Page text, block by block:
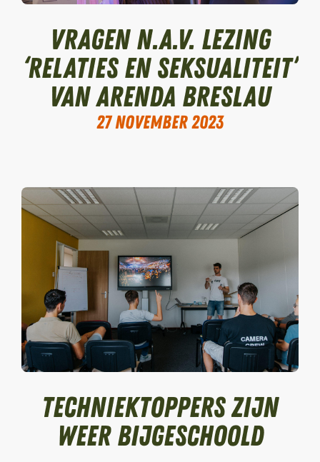
Vragen n.a.v. lezing
‘relaties en seksualiteit’
van Arenda Breslau
27 november 2023
Techniektoppers zijn
weer bijgeschoold